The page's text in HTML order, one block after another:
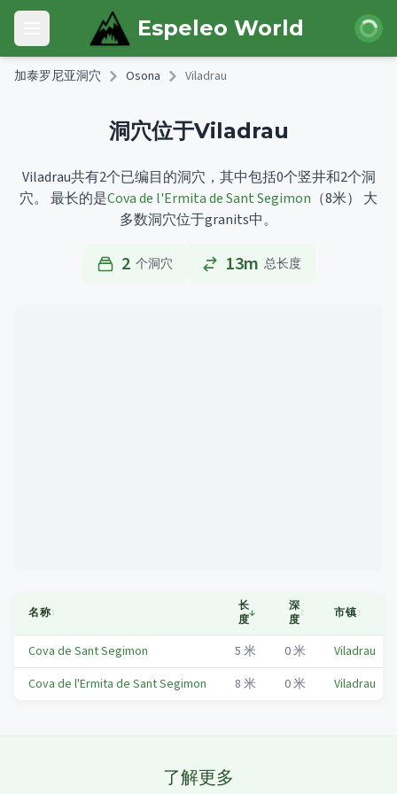
Skip to main content
Open main menu Espeleo World 登录
加泰罗尼亚洞穴 Osona Viladrau
洞穴位于Viladrau
Viladrau共有2个已编目的洞穴，其中包括0个竖井和2个洞
穴。
最长的是Cova de l'Ermita de Sant Segimon （8米）
大
多数洞穴位于granits中。
2 个洞穴 13m 总长度
名称↕
长
度↓
深
度↕ 市镇↕
Cova de Sant Segimon 5 米 0米
Viladrau
Cova de l'Ermita de Sant Segimon
8 米 0米 Viladrau
了解更多